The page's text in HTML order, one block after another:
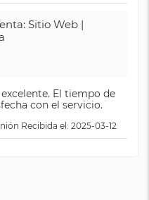
Sitio Web |
El tiempo de
con el servicio.
Recibida el: 2025-03-12